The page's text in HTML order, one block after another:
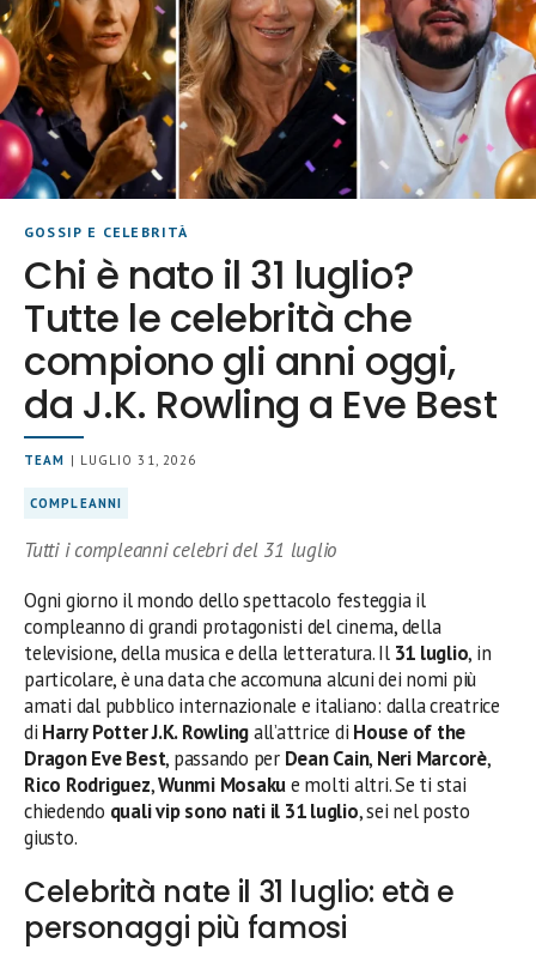
GOSSIP E CELEBRITÀ
Chi è nato il 31 luglio?
Tutte le celebrità che
compiono gli anni oggi,
da J.K. Rowling a Eve Best
TEAM | LUGLIO 31, 2026
COMPLEANNI
Tutti i compleanni celebri del 31 luglio
Ogni giorno il mondo dello spettacolo festeggia il
compleanno di grandi protagonisti del cinema, della
televisione, della musica e della letteratura. Il 31 luglio, in
particolare, è una data che accomuna alcuni dei nomi più
amati dal pubblico internazionale e italiano: dalla creatrice
di Harry PotterJ.K. Rowlingall’attrice di House of the
Dragon Eve Best, passando per Dean Cain, Neri Marcorè,
Rico Rodriguez,Wunmi Mosakue molti altri. Se ti stai
chiedendo quali vip sono nati il 31 luglio, sei nel posto
giusto.
Celebrità nate il 31 luglio: età e
personaggi più famosi